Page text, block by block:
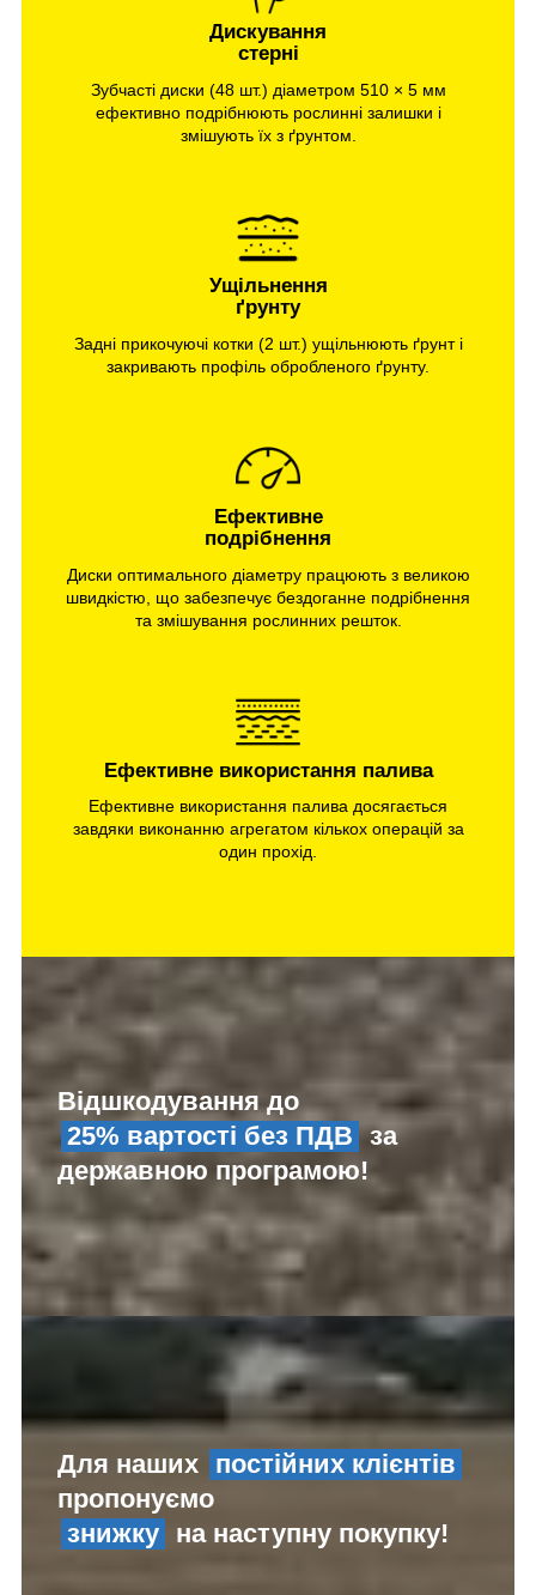
Дискування
стерні
Зубчасті диски (48 шт.) діаметром 510 × 5 мм
ефективно подрібнюють рослинні залишки і
змішують їх з ґрунтом.
Ущільнення
ґрунту
Задні прикочуючі котки (2 шт.) ущільнюють ґрунт і
закривають профіль обробленого ґрунту.
Ефективне
подрібнення
Диски оптимального діаметру працюють з великою
швидкістю, що забезпечує бездоганне подрібнення
та змішування рослинних решток.
Ефективне використання палива
Ефективне використання палива досягається
завдяки виконанню агрегатом кількох операцій за
один прохід.
Відшкодування до
25% вартості без ПДВ за
державною програмою!
Для наших постійних клієнтів
пропонуємо
знижку на наступну покупку!